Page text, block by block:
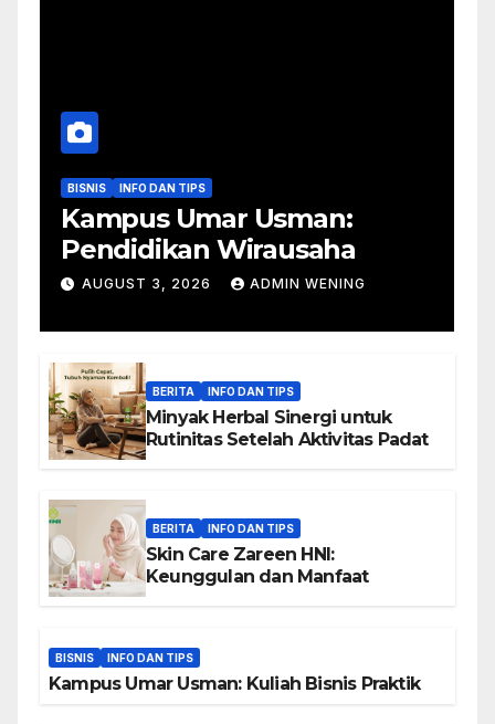
BISNIS INFO DAN TIPS
Kampus Umar Usman:
Pendidikan Wirausaha
AUGUST 3, 2026 ADMIN WENING
BERITA INFO DAN TIPS
Minyak Herbal Sinergi untuk
Rutinitas Setelah Aktivitas Padat
BERITA INFO DAN TIPS
Skin Care Zareen HNI:
Keunggulan dan Manfaat
BISNIS INFO DAN TIPS
Kampus Umar Usman: Kuliah Bisnis Praktik